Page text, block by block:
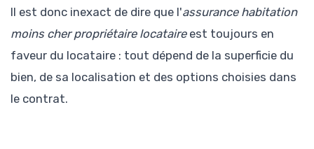
Il est donc inexact de dire que l'assurance habitation
moins cher propriétaire locataireest toujours en
faveur du locataire : tout dépend de la superficie du
bien, de sa localisation et des options choisies dans
le contrat.